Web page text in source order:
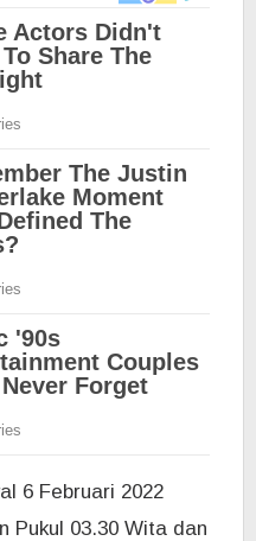
6 Februari 2022
Pukul 03.30 Wita dan